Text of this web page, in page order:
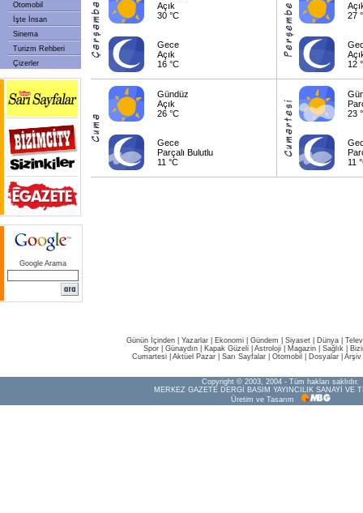
Otomobil
İşte İnsan
Sinema
Turizm Rehberi
Çizerler
Google Arama
Açık
30 °C
27
Gece
Açık
16 °C
12
Gündüz
Açık
26 °C
23
Gece
Parçalı Bulutlu
11 °C
11
Günün İçinden Yazarlar Ekonomi Gündem Siyaset Dünya |
Spor
Günaydın Kapak Güzeli Astroloji Magazin Sağlık
Cumartesi| Aktüel Pazar| Sarı Sayfalar| Otomobil Dosyalar| Arşiv
Copyright © 2003, 2004 - Tüm hakları saklıdır.
MERKEZ GAZETE DERGİ BASIM YAYINCILIK SANAYİ VE
Üretim ve Tasarım